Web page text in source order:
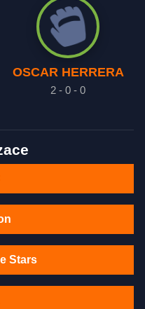
OSCAR HERRERA
2 - 0 - 0
Stars